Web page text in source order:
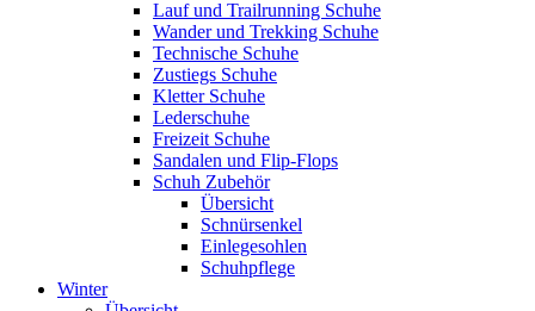
Lauf und Trailrunning Schuhe
Wander und Trekking Schuhe
Technische Schuhe
Zustiegs Schuhe
Kletter Schuhe
Lederschuhe
Freizeit Schuhe
Sandalen und Flip-Flops
Schuh Zubehör
Übersicht
Schnürsenkel
Einlegesohlen
Schuhpflege
Winter